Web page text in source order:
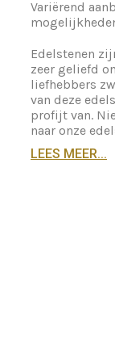
Variërend
Edelstenen
zeer geliefd
liefhebbers
van deze
profijt van.
naar onze
LEES MEER...